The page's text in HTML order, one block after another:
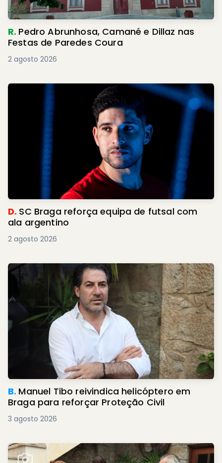
R. Pedro Abrunhosa, Camané e Dillaz nas
Festas de Paredes Coura
2 agosto 2026
D. SC Braga reforça equipa de futsal com
ala argentino
2 agosto 2026
B. Manuel Tibo reivindica helicóptero em
Braga para reforçar Proteção Civil
3 agosto 2026